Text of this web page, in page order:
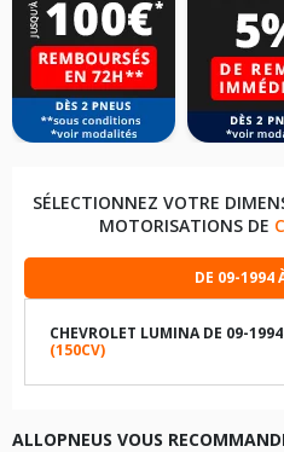
SÉLECTIONNEZ VOTRE
MOTORISATIONS DE
DE 09-1994
CHEVROLET LUMINA DE 09-
(150CV)
ALLOPNEUS VOUS